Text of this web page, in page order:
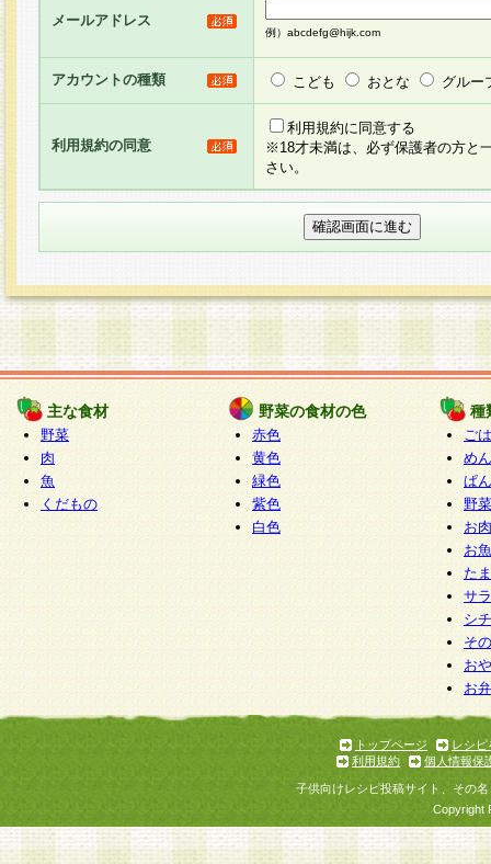
るものです。なお、本サービスは、それぞれの目
員に対して本サービスの依頼を行うこともあり、
た全ての会員に対して本サービスの依頼をすると
りま す。
3.当社は、会員の事前の承諾を得ることなく、当
方 法・手段にて、本規約を任意に制定、変更ま
きるものとします。改定後の本規約等は、本規約
に掲示したときに、その 他の諸規定については
てその効力を生じるものとします。
4.本規約は、会員登録希望者による会員登録手続
の当社による会員登録の承認が完了した時点で会
たものとみなされ、会員に対して適用されるもの
5.当社がお聞きする個人情報は、すべて会員登録
で提 供いただいたものと考えております。従っ
自らの個人情報の提供を希望されない場合には、
をお預かりいたしません が、提供されないこと
商品やサービス等をご利用いただけない場合があ
了承ください。
6.当社は、お客様から当社が保有している個人情
加・ 利用停止等を求められた場合には、ご本人
て確認できた場合に限り、法令に準拠して合理的
いただきます。なお、開示 請求等の請求先は個
ります。
1.会員とは、本規約等を承諾のうえ、当社所定の
了し、当社が承認した者、グループとします。な
が以下に該当する場合は会員登録をすることがで
メールアドレス
例）abcdefg@hijk.com
アカウントの種類 こども おとな グルー
利用規約の同意
利用規約に同意する
※18才未満は、必ず保護者の方と
さい。
主な食材
野菜
肉
魚
くだもの
野菜の食材の色
赤色
黄色
緑色
紫色
白色
種
ご
めん
ぱん
野
お
お
た
サ
シ
そ
お
お
トップページ
レシピ
利用規約
個人情報保
子供向けレシピ投稿サイト、その
Copyright